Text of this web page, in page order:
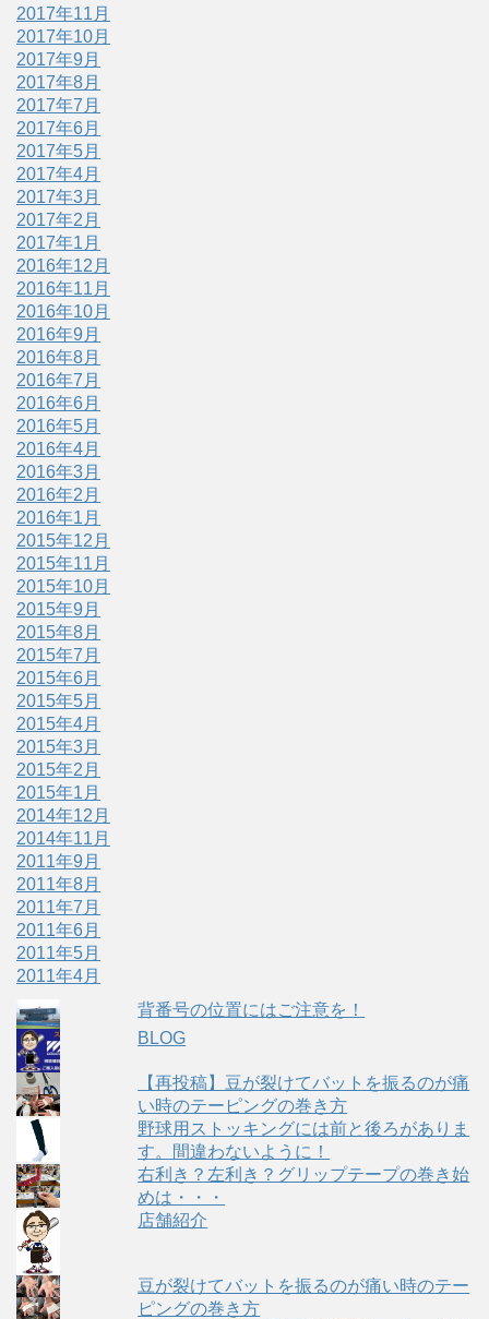
2017年11月
2017年10月
2017年9月
2017年8月
2017年7月
2017年6月
2017年5月
2017年4月
2017年3月
2017年2月
2017年1月
2016年12月
2016年11月
2016年10月
2016年9月
2016年8月
2016年7月
2016年6月
2016年5月
2016年4月
2016年3月
2016年2月
2016年1月
2015年12月
2015年11月
2015年10月
2015年9月
2015年8月
2015年7月
2015年6月
2015年5月
2015年4月
2015年3月
2015年2月
2015年1月
2014年12月
2014年11月
2011年9月
2011年8月
2011年7月
2011年6月
2011年5月
2011年4月
背番号の位置にはご注意を！
BLOG
【再投稿】豆が裂けてバットを振るのが痛
い時のテーピングの巻き方
野球用ストッキングには前と後ろがありま
す。間違わないように！
右利き？左利き？グリップテープの巻き始
めは・・・
店舗紹介
豆が裂けてバットを振るのが痛い時のテー
ピングの巻き方